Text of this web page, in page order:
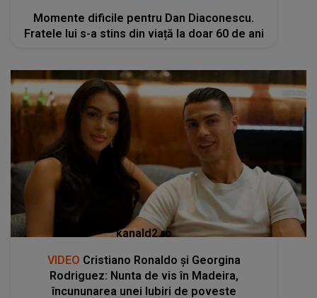
Momente dificile pentru Dan Diaconescu.
Fratele lui s-a stins din viață la doar 60 de ani
kanald2.ro
VIDEO Cristiano Ronaldo și Georgina
Rodriguez: Nunta de vis în Madeira,
încununarea unei Iubiri de poveste